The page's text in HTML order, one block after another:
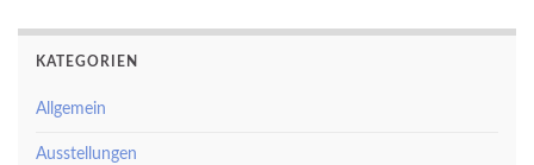
KATEGORIEN
Allgemein
Ausstellungen